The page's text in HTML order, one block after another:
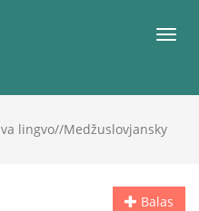
lingvo//Medžuslovjansky
Balas